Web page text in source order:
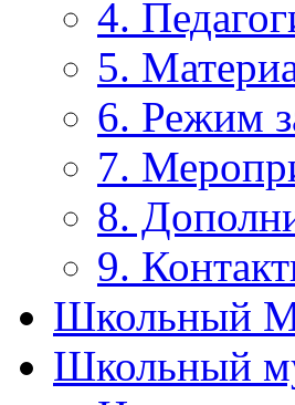
4.
5.
6. Режим
7.
8.
9.
Школьный
Школьный